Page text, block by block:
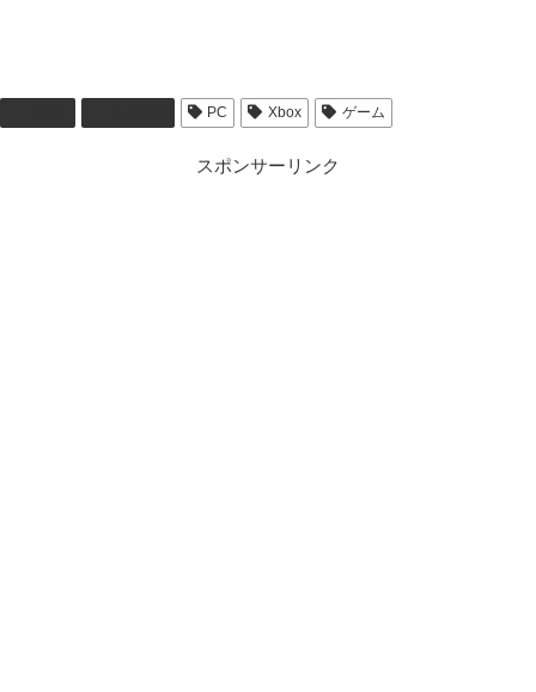
PC Xbox ゲーム
スポンサーリンク